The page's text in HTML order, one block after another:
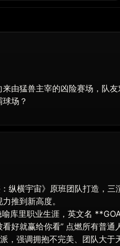
由猛兽主宰的凶险赛场，队
场？
纵横宇宙》原班团队打造，三
推到新高度。
库里职业生涯，英文名
好就赢给你看” 点燃所有普通
，强调拥抱不完美、团队大于